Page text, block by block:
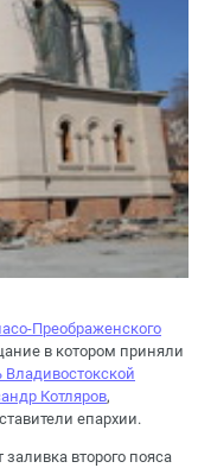
Преображенского
в котором приняли
Владивостокской
Котляров,
епархии.
второго пояса